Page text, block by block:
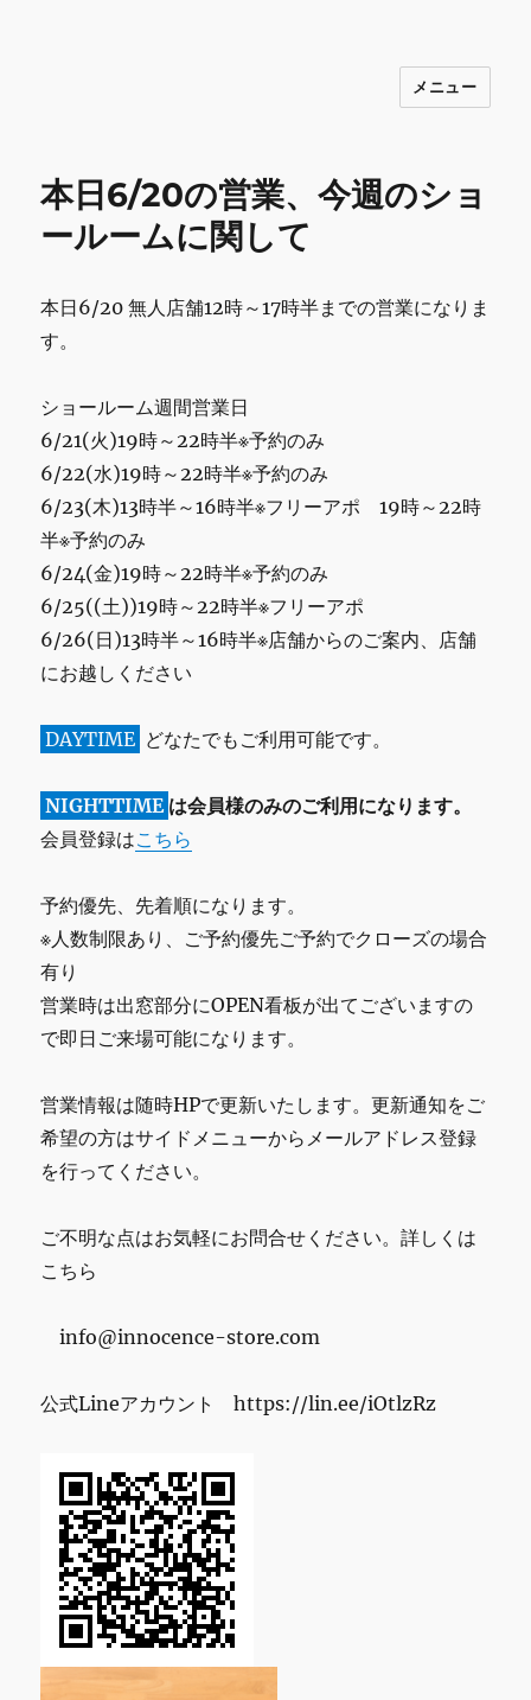
INNOCENCE ～日常に彩りを～ フ
物 etc販売 江戸川区瑞江
メニュー
本日6/20の営業、今週のショ
ールームに関して
本日6/20 無人店舗12時～17時半までの営業になりま
す。
ショールーム週間営業日
6/21(火)19時～22時半※予約のみ
6/22(水)19時～22時半※予約のみ
6/23(木)13時半～16時半※フリーアポ 19時～22時
半※予約のみ
6/24(金)19時～22時半※予約のみ
6/25((土))19時～22時半※フリーアポ
6/26(日)13時半～16時半※店舗からのご案内、店舗
にお越しください
DAYTIME どなたでもご利用可能です。
NIGHTTIME は会員様のみのご利用になります。
会員登録はこちら
予約優先、先着順になります。
※人数制限あり、ご予約優先ご予約でクローズの場合
有り
営業時は出窓部分にOPEN看板が出てございますの
で即日ご来場可能になります。
営業情報は随時HPで更新いたします。更新通知をご
希望の方はサイドメニューからメールアドレス登録
を行ってください。
ご不明な点はお気軽にお問合せください。詳しくは
こちら
info@innocence-store.com
公式Lineアカウント https://lin.ee/iOtlzRz